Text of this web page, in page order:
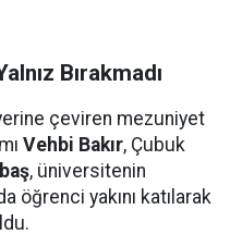
Bırakmadı
çeviren mezuniyet
Vehbi Bakır, Çubuk
, üniversitenin
öğrenci yakını katılarak